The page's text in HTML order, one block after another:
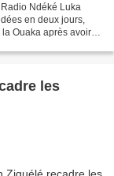
Ndéké Luka
en deux jours,
Ouaka après avoir
les